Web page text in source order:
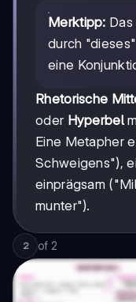
Merktipp:
durch
eine
Rhetorische
oder Hyperbel
Eine Metapher
Schweigens"),
einprägsam
munter").
2 of 2